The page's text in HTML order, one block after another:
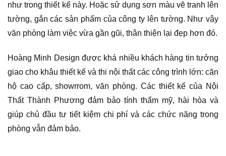
như trong thiết kế này. Hoặc sử dụng sơn màu vẽ tranh lên
tường, gắn các sản phẩm của công ty lên tường. Như vậy
văn phòng làm việc vừa gần gũi, thân thiện lại đẹp hơn đó.
Hoàng Minh Design được khá nhiều khách hàng tin tưởng
giao cho khâu thiết kế và thi nội thất các công trình lớn: căn
hộ cao cấp, showrrom, văn phòng. Các thiết kế của Nội
Thất Thành Phương đảm bảo tính thẩm mỹ, hài hòa và
giúp chủ đầu tư tiết kiệm chi phí và các chức năng trong
phòng vẫn đảm bảo.